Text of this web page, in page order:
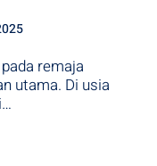
remaja
utama. Di usia